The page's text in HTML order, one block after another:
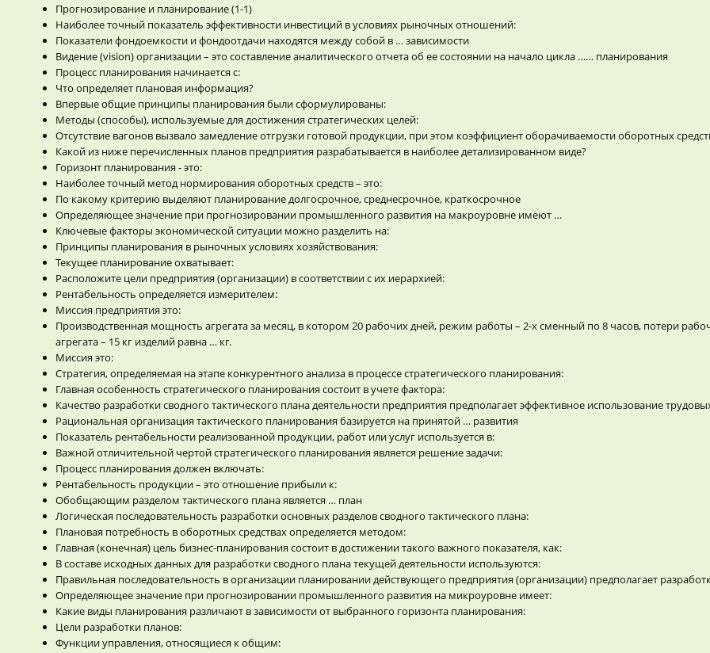
Прогнозирование и планирование (1-1)
Наиболее точный показатель эффективности инвестиций в условиях рыночных отношений:
Показатели фондоемкости и фондоотдачи находятся между собой в … зависимости
Видение (vision) организации – это составление аналитического отчета об ее состоянии на начало цикла …… планирования
Процесс планирования начинается с:
Что определяет плановая информация?
Впервые общие принципы планирования были сформулированы:
Методы (способы), используемые для достижения стратегических целей:
Отсутствие вагонов вызвало замедление отгрузки готовой продукции, при этом коэффициент оборачиваемости оборотных
Какой из ниже перечисленных планов предприятия разрабатывается в наиболее детализированном виде?
Горизонт планирования - это:
Наиболее точный метод нормирования оборотных средств – это:
По какому критерию выделяют планирование долгосрочное, среднесрочное, краткосрочное
Определяющее значение при прогнозировании промышленного развития на макроуровне имеют …
Ключевые факторы экономической ситуации можно разделить на:
Принципы планирования в рыночных условиях хозяйствования:
Текущее планирование охватывает:
Расположите цели предприятия (организации) в соответствии с их иерархией:
Рентабельность определяется измерителем:
Миссия предприятия это:
Производственная мощность агрегата за месяц, в котором 20 рабочих дней, режим работы – 2-х сменный по 8 часов, потери
агрегата – 15 кг изделий равна … кг.
Миссия это:
Стратегия, определяемая на этапе конкурентного анализа в процессе стратегического планирования:
Главная особенность стратегического планирования состоит в учете фактора:
Качество разработки сводного тактического плана деятельности предприятия предполагает эффективное использование
Рациональная организация тактического планирования базируется на принятой … развития
Показатель рентабельности реализованной продукции, работ или услуг используется в:
Важной отличительной чертой стратегического планирования является решение задачи:
Процесс планирования должен включать:
Рентабельность продукции – это отношение прибыли к:
Обобщающим разделом тактического плана является … план
Логическая последовательность разработки основных разделов сводного тактического плана:
Плановая потребность в оборотных средствах определяется методом:
Главная (конечная) цель бизнес-планирования состоит в достижении такого важного показателя, как:
В составе исходных данных для разработки сводного плана текущей деятельности используются:
Правильная последовательность в организации планировании действующего предприятия (организации) предполагает
Определяющее значение при прогнозировании промышленного развития на микроуровне имеет:
Какие виды планирования различают в зависимости от выбранного горизонта планирования:
Цели разработки планов:
Функции управления, относящиеся к общим: